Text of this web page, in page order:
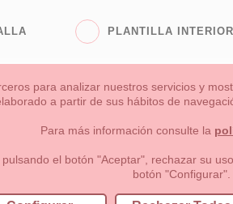
PLANTILLA
Niña Niño Mamas & Papas
formas de pago , política de devoluciones y
nº9 28691 Villanueva de la Cañada Madrid
para analizar nuestros servicios y
a partir de sus hábitos de
Para más información consulte la
el botón "Aceptar", rechazar su
botón "Configurar".